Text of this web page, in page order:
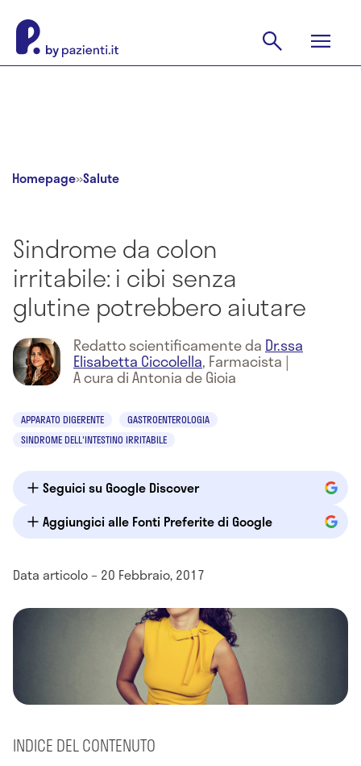
Homepage»Salute
Sindrome da colon
irritabile: i cibi senza
glutine potrebbero aiutare
Redatto scientificamente da Dr.ssa
Elisabetta Ciccolella, Farmacista |
A cura di Antonia de Gioia
APPARATO DIGERENTE
GASTROENTEROLOGIA
SINDROME DELL'INTESTINO IRRITABILE
Seguici su Google Discover
Aggiungici alle Fonti Preferite di Google
Data articolo – 20 Febbraio, 2017
INDICE DEL CONTENUTO